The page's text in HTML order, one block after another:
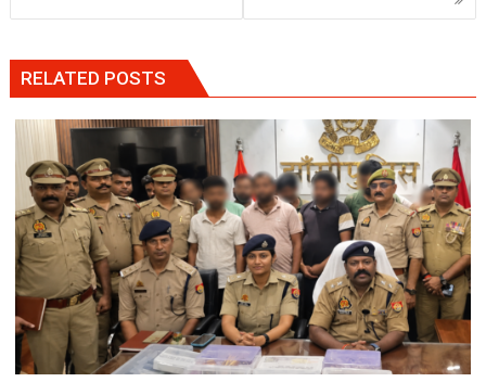
RELATED POSTS